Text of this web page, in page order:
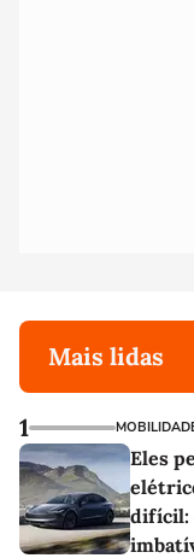
Mais lidas
1
Eles
difícil: